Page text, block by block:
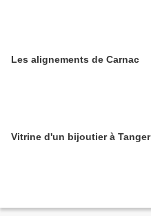
Les alignements de Carnac
Vitrine d'un bijoutier à Tanger